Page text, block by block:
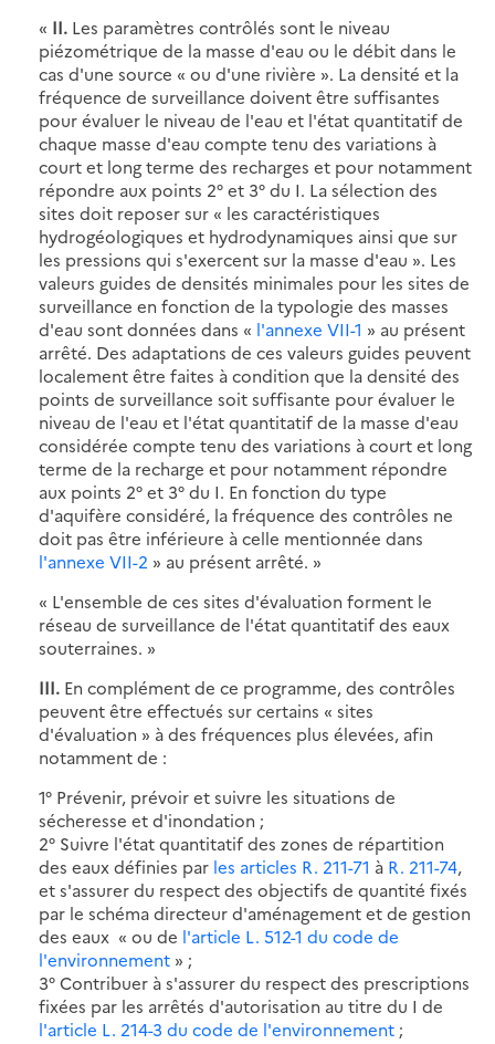
« II. Les paramètres contrôlés sont le niveau
piézométrique de la masse d'eau ou le débit dans le
cas d'une source « ou d'une rivière ». La densité et la
fréquence de surveillance doivent être suffisantes
pour évaluer le niveau de l'eau et l'état quantitatif de
chaque masse d'eau compte tenu des variations à
court et long terme des recharges et pour notamment
répondre aux points 2° et 3° du I. La sélection des
sites doit reposer sur « les caractéristiques
hydrogéologiques et hydrodynamiques ainsi que sur
les pressions qui s'exercent sur la masse d'eau ». Les
valeurs guides de densités minimales pour les sites de
surveillance en fonction de la typologie des masses
d'eau sont données dans « l'annexe VII-1 » au présent
arrêté. Des adaptations de ces valeurs guides peuvent
localement être faites à condition que la densité des
points de surveillance soit suffisante pour évaluer le
niveau de l'eau et l'état quantitatif de la masse d'eau
considérée compte tenu des variations à court et long
terme de la recharge et pour notamment répondre
aux points 2° et 3° du I. En fonction du type
d'aquifère considéré, la fréquence des contrôles ne
doit pas être inférieure à celle mentionnée dans
l'annexe VII-2 » au présent arrêté. »
« L'ensemble de ces sites d'évaluation forment le
réseau de surveillance de l'état quantitatif des eaux
souterraines. »
III. En complément de ce programme, des contrôles
peuvent être effectués sur certains « sites
d'évaluation » à des fréquences plus élevées, afin
notamment de :
1° Prévenir, prévoir et suivre les situations de
sécheresse et d'inondation ;
2° Suivre l'état quantitatif des zones de répartition
des eaux définies par les articles R. 211-71 à R. 211-74,
et s'assurer du respect des objectifs de quantité fixés
par le schéma directeur d'aménagement et de gestion
des eaux « ou de l'article L. 512-1 du code de
l'environnement » ;
3° Contribuer à s'assurer du respect des prescriptions
fixées par les arrêtés d'autorisation au titre du I de
l'article L. 214-3 du code de l'environnement ;